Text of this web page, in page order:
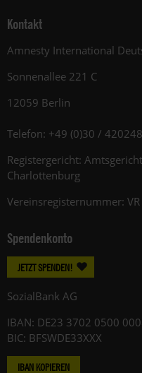
Kontakt
Amnesty International
Sonnenallee 221 C
12059 Berlin
Telefon: +49 (0)30 /
Registergericht: Amtsgericht
Charlottenburg
Vereinsregisternummer:
Spendenkonto
JETZT SPENDEN!
SozialBank AG
IBAN: DE23 3702 0500
BIC: BFSWDE33XXX
IBAN KOPIEREN